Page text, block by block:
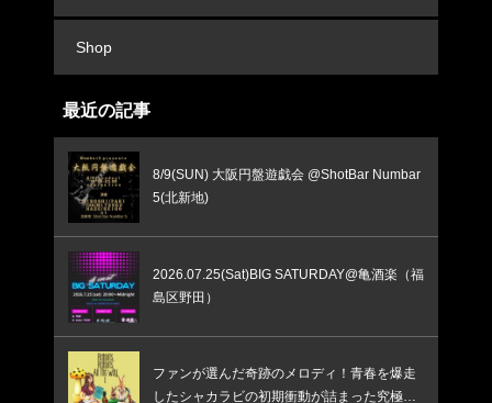
Shop
最近の記事
8/9(SUN) 大阪円盤遊戯会 @ShotBar Numbar
5(北新地)
2026.07.25(Sat)BIG SATURDAY@亀酒楽（福
島区野田）
ファンが選んだ奇跡のメロディ！青春を爆走
したシャカラビの初期衝動が詰まった究極の